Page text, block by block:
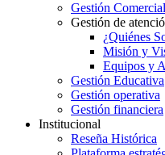
Gestión Comercial
Gestión de
¿Quiénes
Misión y
Equipos y
Gestión Educativa
Gestión operativa
Gestión financiera
Institucional
Reseña Histórica